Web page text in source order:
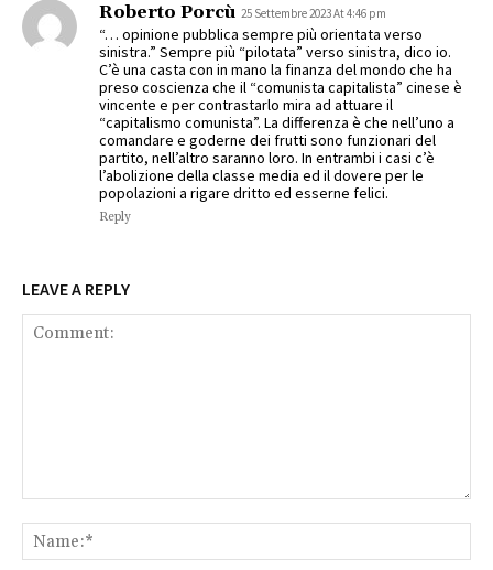
Roberto Porcù 25 Settembre 2023 At 4:46 pm
“… opinione pubblica sempre più orientata verso
sinistra.” Sempre più “pilotata” verso sinistra, dico io.
C’è una casta con in mano la finanza del mondo che ha
preso coscienza che il “comunista capitalista” cinese è
vincente e per contrastarlo mira ad attuare il
“capitalismo comunista”. La differenza è che nell’uno a
comandare e goderne dei frutti sono funzionari del
partito, nell’altro saranno loro. In entrambi i casi c’è
l’abolizione della classe media ed il dovere per le
popolazioni a rigare dritto ed esserne felici.
Reply
LEAVE A REPLY